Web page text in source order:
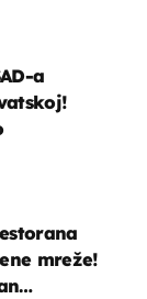
a
mreže!